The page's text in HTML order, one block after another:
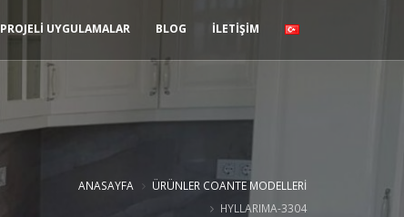
PROJELİ UYGULAMALAR BLOG İLETİŞİM
ANASAYFA ÜRÜNLER COANTE MODELLERI
HYLLARIMA-3304